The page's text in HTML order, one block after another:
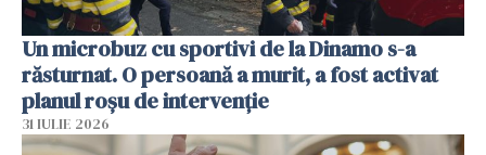
Un microbuz cu sportivi de la Dinamo s-a
răsturnat. O persoană a murit, a fost activat
planul roșu de intervenție
31 IULIE 2026